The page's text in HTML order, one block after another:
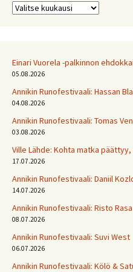
Arkistot
Einari Vuorela -palkinnon
05.08.2026
Annikin Runofestivaali: Has­san
04.08.2026
Annikin Runofestivaali: Tomas
03.08.2026
Ville Lähde: Kohta matka päättyy,
17.07.2026
Annikin Runofestivaali: Daniil
14.07.2026
Annikin Runofestivaali: Risto Rasa
08.07.2026
Annikin Runofestivaali: Suvi West
06.07.2026
Annikin Runofestivaali: Kölö &